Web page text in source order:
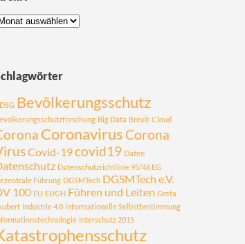
Bevölkerungsschutz
Big Data Brexit Cloud
Coronavirus Corona
Covid-19covid19 Daten
Datenschutzrichtlinie 95/46 EG
Führung DGSMTech DGSMTech e.V.
100 EU EUGH Führen und Leiten Greta
Industrie 4.0 informationelle Selbstbestimmung
Interschutz 2015